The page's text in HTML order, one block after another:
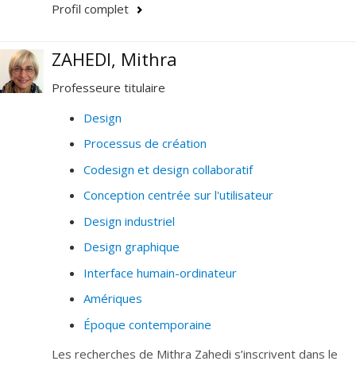
Profil complet
ZAHEDI, Mithra
Professeure titulaire
Design
Processus de création
Codesign et design collaboratif
Conception centrée sur l'utilisateur
Design industriel
Design graphique
Interface humain-ordinateur
Amériques
Époque contemporaine
Les recherches de Mithra Zahedi s’inscrivent dans le